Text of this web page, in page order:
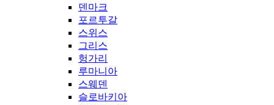
덴마크
포르투갈
스위스
그리스
헝가리
루마니아
스웨덴
슬로바키아